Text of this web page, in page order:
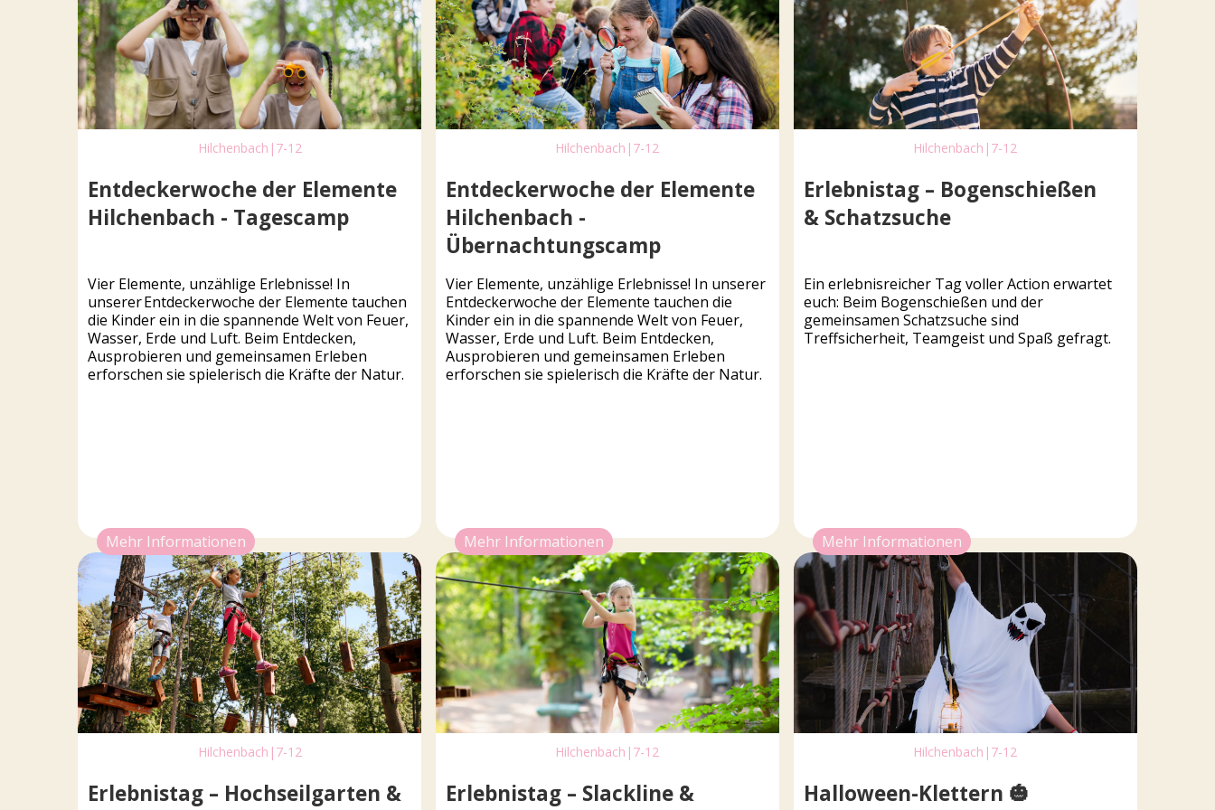
Hilchenbach | 7-12
Entdeckerwoche der Elemente
Hilchenbach - Tagescamp
Vier Elemente, unzählige Erlebnisse! In
unserer Entdeckerwoche der Elemente tauchen
die Kinder ein in die spannende Welt von Feuer,
Wasser, Erde und Luft. Beim Entdecken,
Ausprobieren und gemeinsamen Erleben
erforschen sie spielerisch die Kräfte der Natur.
Mehr Informationen
Hilchenbach | 7-12
Entdeckerwoche der Elemente
Hilchenbach -
Übernachtungscamp
Vier Elemente, unzählige Erlebnisse! In unserer
Entdeckerwoche der Elemente tauchen die
Kinder ein in die spannende Welt von Feuer,
Wasser, Erde und Luft. Beim Entdecken,
Ausprobieren und gemeinsamen Erleben
erforschen sie spielerisch die Kräfte der Natur.
Mehr Informationen
Hilchenbach | 7-12
Erlebnistag – Bogenschießen
& Schatzsuche
Ein erlebnisreicher Tag voller Action erwartet
euch: Beim Bogenschießen und der
gemeinsamen Schatzsuche sind
Treffsicherheit, Teamgeist und Spaß gefragt.
Mehr Informationen
Hilchenbach | 7-12
Erlebnistag – Hochseilgarten &
Hilchenbach | 7-12
Erlebnistag – Slackline &
Hilchenbach | 7-12
Halloween-Klettern 🎃